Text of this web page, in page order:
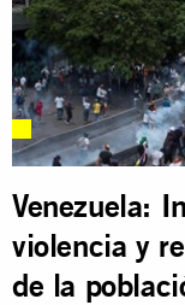
Venezuela:
violencia y
de la